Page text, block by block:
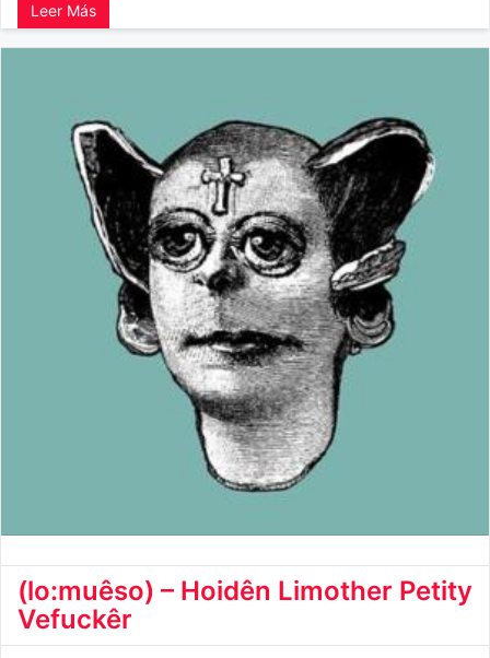
Leer Más
(lo:muêso) – Hoidên Limother Petity
Vefuckêr